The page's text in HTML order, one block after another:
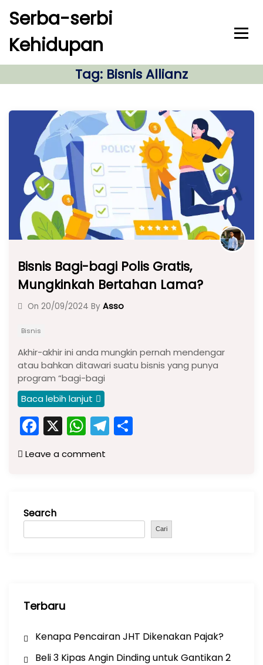
c
Serba-serbi
Kehidupan
Tag: Bisnis Allianz
Bisnis Bagi-bagi Polis Gratis,
Mungkinkah Bertahan Lama?
On 20/09/2024 By Asso
Bisnis
Akhir-akhir ini anda mungkin pernah mendengar
atau bahkan ditawari suatu bisnis yang punya
program “bagi-bagi
Baca lebih lanjut
F
a
c
o
o
X W
h
a
p
p
T
el
m
Leave a comment
Search
Cari
Terbaru
Kenapa Pencairan JHT Dikenakan Pajak?
Beli 3 Kipas Angin Dinding untuk Gantikan 2